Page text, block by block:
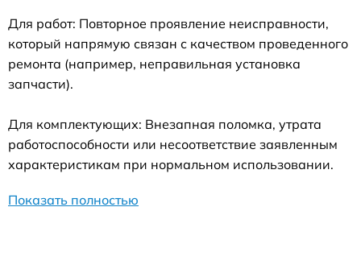
Для работ: Повторное проявление неисправности,
который напрямую связан с качеством проведенного
ремонта (например, неправильная установка
запчасти).
Для комплектующих: Внезапная поломка, утрата
работоспособности или несоответствие заявленным
характеристикам при нормальном использовании.
Показать полностью